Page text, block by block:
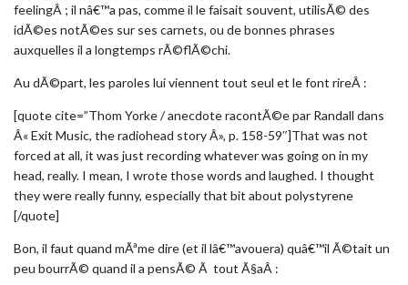
feelingÂ ; il nâ€™a pas, comme il le faisait souvent, utilisÃ© des
idÃ©es notÃ©es sur ses carnets, ou de bonnes phrases
auxquelles il a longtemps rÃ©flÃ©chi.
Au dÃ©part, les paroles lui viennent tout seul et le font rireÂ :
[quote cite=”Thom Yorke / anecdote racontÃ©e par Randall dans
Â« Exit Music, the radiohead story Â», p. 158-59″]That was not
forced at all, it was just recording whatever was going on in my
head, really. I mean, I wrote those words and laughed. I thought
they were really funny, especially that bit about polystyrene
[/quote]
Bon, il faut quand mÃªme dire (et il lâ€™avouera) quâ€™il Ã©tait un
peu bourrÃ© quand il a pensÃ© Ã tout Ã§aÂ :